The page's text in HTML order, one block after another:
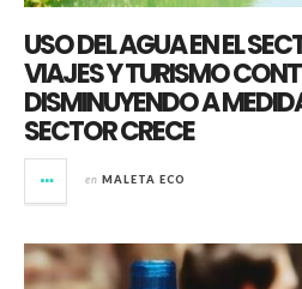
USO DEL AGUA EN EL
VIAJES Y TURISMO
DISMINUYENDO A
SECTOR CRECE
en MALETA ECO